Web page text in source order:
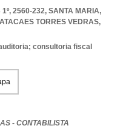
2560-232, SANTA MARIA,
TORRES VEDRAS,
consultoria fiscal
- CONTABILISTA